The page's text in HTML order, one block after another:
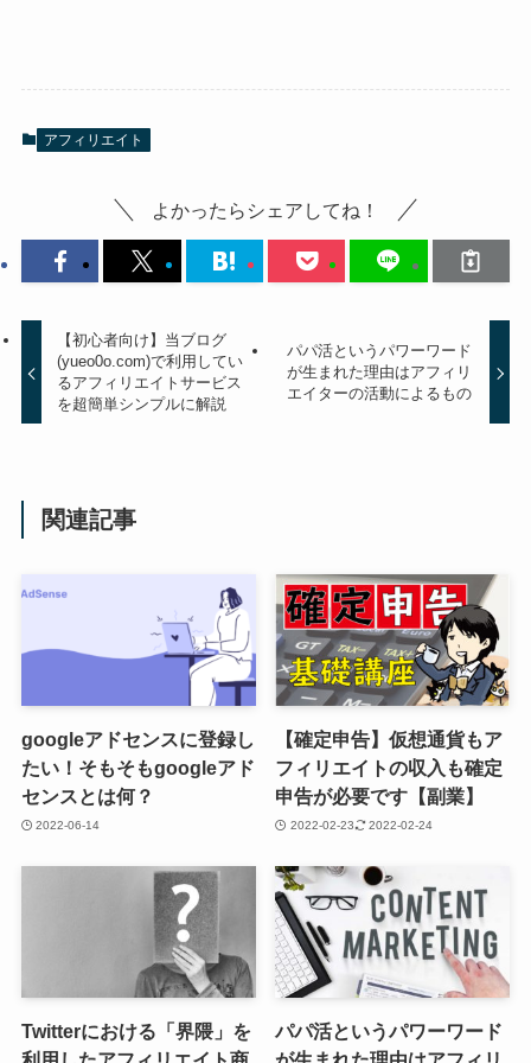
アフィリエイト
よかったらシェアしてね！
【初心者向け】当ブログ
(yueo0o.com)で利用してい
るアフィリエイトサービス
を超簡単シンプルに解説
パパ活というパワーワード
が生まれた理由はアフィリ
エイターの活動によるもの
関連記事
googleアドセンスに登録し
たい！そもそもgoogleアド
センスとは何？
2022-06-14
【確定申告】仮想通貨もア
フィリエイトの収入も確定
申告が必要です【副業】
2022-02-23 2022-02-24
Twitterにおける「界隈」を
パパ活というパワーワード